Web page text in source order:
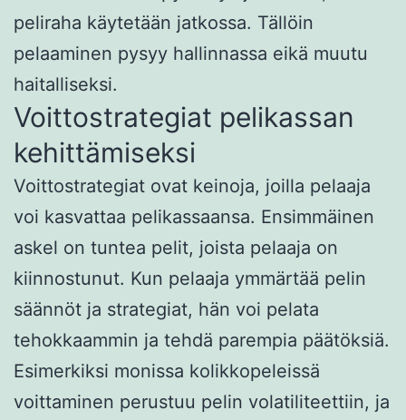
peliraha käytetään jatkossa. Tällöin
pelaaminen pysyy hallinnassa eikä muutu
haitalliseksi.
Voittostrategiat pelikassan
kehittämiseksi
Voittostrategiat ovat keinoja, joilla pelaaja
voi kasvattaa pelikassaansa. Ensimmäinen
askel on tuntea pelit, joista pelaaja on
kiinnostunut. Kun pelaaja ymmärtää pelin
säännöt ja strategiat, hän voi pelata
tehokkaammin ja tehdä parempia päätöksiä.
Esimerkiksi monissa kolikkopeleissä
voittaminen perustuu pelin volatiliteettiin, ja